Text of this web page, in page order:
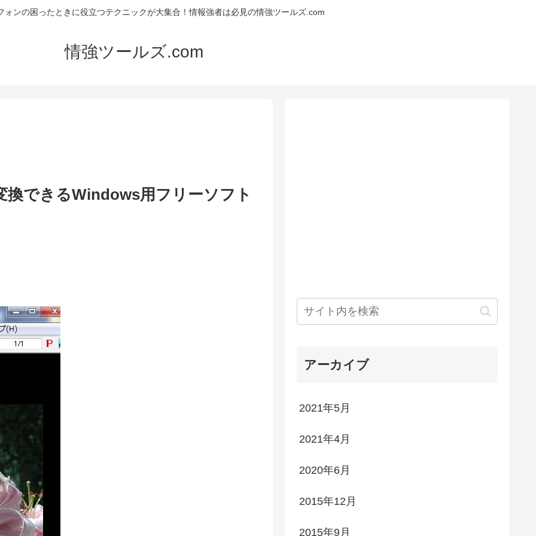
ォンの困ったときに役立つテクニックが大集合！情報強者は必見の情強ツールズ.com
情強ツールズ.com
換できるWindows用フリーソフト
アーカイブ
2021年5月
2021年4月
2020年6月
2015年12月
2015年9月